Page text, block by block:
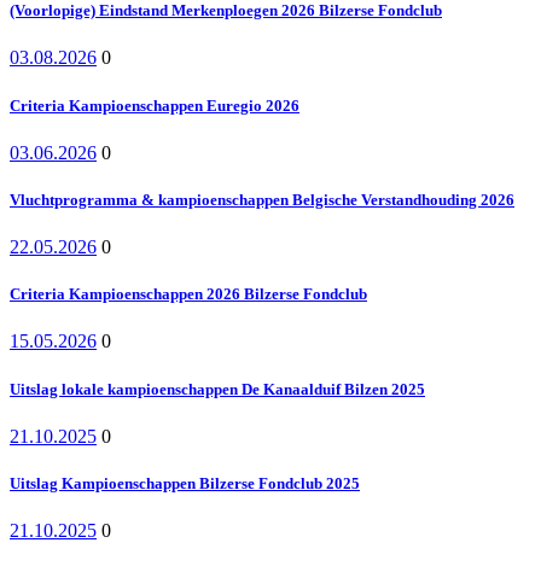
(Voorlopige) Eindstand Merkenploegen 2026 Bilzerse Fondclub
03.08.2026 0
Criteria Kampioenschappen Euregio 2026
03.06.2026 0
Vluchtprogramma & kampioenschappen Belgische Verstandhouding 2026
22.05.2026 0
Criteria Kampioenschappen 2026 Bilzerse Fondclub
15.05.2026 0
Uitslag lokale kampioenschappen De Kanaalduif Bilzen 2025
21.10.2025 0
Uitslag Kampioenschappen Bilzerse Fondclub 2025
21.10.2025 0